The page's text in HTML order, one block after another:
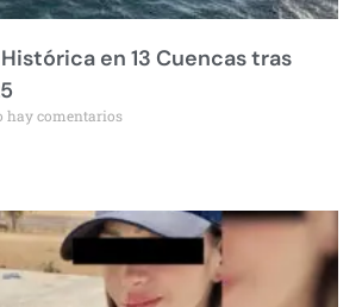
en 13 Cuencas tras
hay comentarios